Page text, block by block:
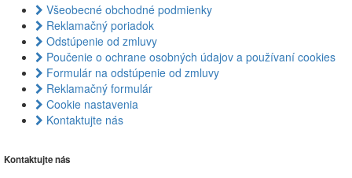
Všeobecné obchodné podmienky
Reklamačný poriadok
Odstúpenie od zmluvy
Poučenie o ochrane osobných údajov a používaní cookies
Formulár na odstúpenie od zmluvy
Reklamačný formulár
Cookie nastavenia
Kontaktujte nás
Kontaktujte nás